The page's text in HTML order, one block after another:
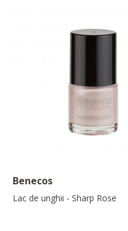
Benecos
Lac de unghii - Sharp Rose